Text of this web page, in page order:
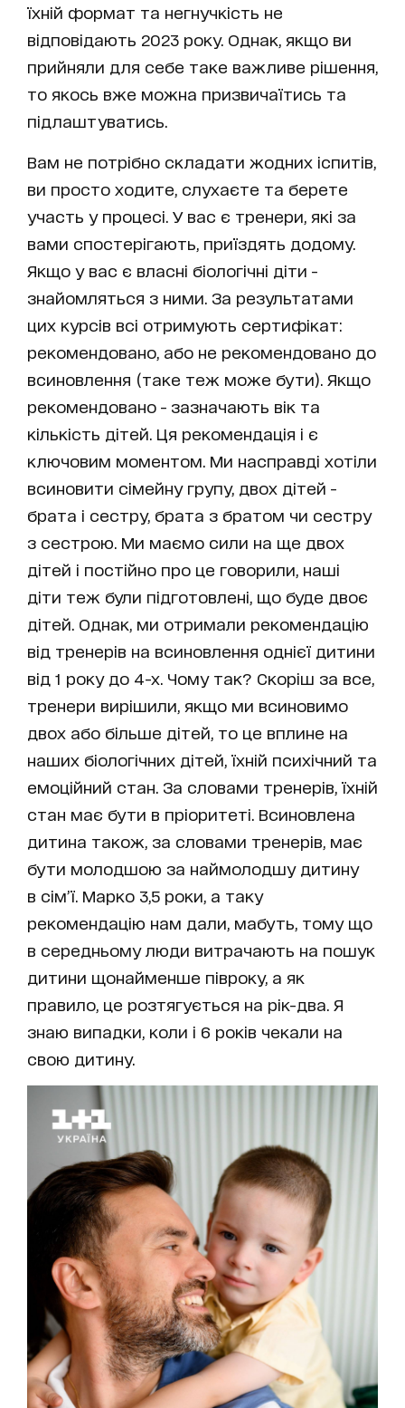
їхній формат та негнучкість не
відповідають 2023 року. Однак, якщо ви
прийняли для себе таке важливе рішення,
то якось вже можна призвичаїтись та
підлаштуватись.
Вам не потрібно складати жодних іспитів,
ви просто ходите, слухаєте та берете
участь у процесі. У вас є тренери, які за
вами спостерігають, приїздять додому.
Якщо у вас є власні біологічні діти -
знайомляться з ними. За результатами
цих курсів всі отримують сертифікат:
рекомендовано, або не рекомендовано до
всиновлення (таке теж може бути). Якщо
рекомендовано - зазначають вік та
кількість дітей. Ця рекомендація і є
ключовим моментом. Ми насправді хотіли
всиновити сімейну групу, двох дітей -
брата і сестру, брата з братом чи сестру
з сестрою. Ми маємо сили на ще двох
дітей і постійно про це говорили, наші
діти теж були підготовлені, що буде двоє
дітей. Однак, ми отримали рекомендацію
від тренерів на всиновлення однієї дитини
від 1 року до 4-х. Чому так? Скоріш за все,
тренери вирішили, якщо ми всиновимо
двох або більше дітей, то це вплине на
наших біологічних дітей, їхній психічний та
емоційний стан. За словами тренерів, їхній
стан має бути в пріоритеті. Всиновлена
дитина також, за словами тренерів, має
бути молодшою за наймолодшу дитину
в сім’ї. Марко 3,5 роки, а таку
рекомендацію нам дали, мабуть, тому що
в середньому люди витрачають на пошук
дитини щонайменше півроку, а як
правило, це розтягується на рік-два. Я
знаю випадки, коли і 6 років чекали на
свою дитину.